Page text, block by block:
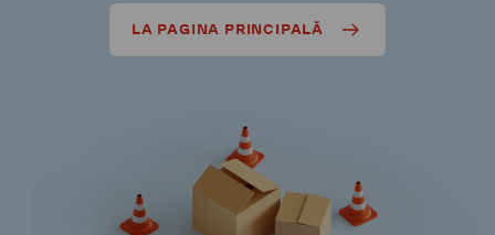
LA PAGINA PRINCIPALĂ